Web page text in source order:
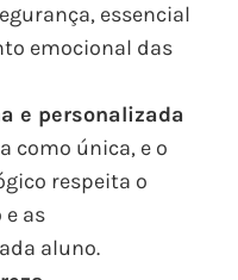
essencial
emocional das
e personalizada
como única, e o
respeita o
as
aluno.